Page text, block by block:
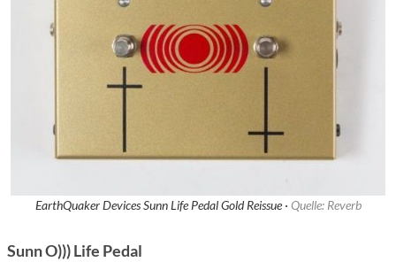
EarthQuaker Devices Sunn Life Pedal Gold Reissue · Quelle: Reverb
Sunn O))) Life Pedal